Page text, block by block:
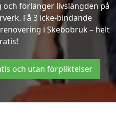
förlänger livslängden på
Få 3 icke-bindande
i Skebobruk – helt
och utan förpliktelser